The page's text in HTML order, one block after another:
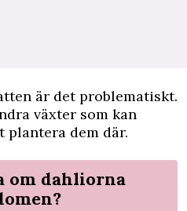
är det problematiskt.
växter som kan
plantera dem där.
om dahliorna